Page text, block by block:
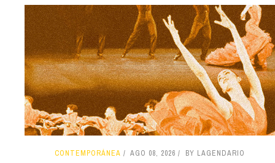
CONTEMPORÁNEA AGO 08, 2026 BY LAGENDARIO